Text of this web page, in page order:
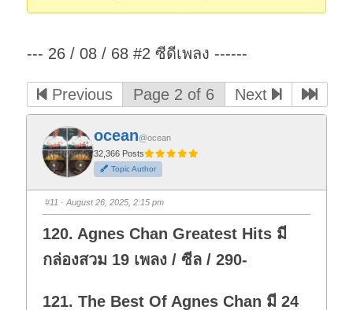
--- 26 / 08 / 68 #2 ซีดีเพลง ------
Previous Page 2 of 6 Next
ocean@ocean
32,366 Posts
Topic Author
#11 · August 26, 2025, 2:15 pm
120. Agnes Chan Greatest Hits มี
กล่องสวม 19 เพลง / ซีล / 290-
121. The Best Of Agnes Chan มี 24